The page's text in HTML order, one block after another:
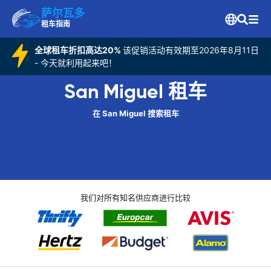
萨尔瓦多
租车指南
全球租车折扣高达20% 该促销活动有效期至2026年8月11日
- 今天就利用起来吧！
San Miguel 租车
在 San Miguel 搜索租车
我们对所有知名供应商进行比较